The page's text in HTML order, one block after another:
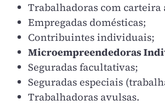
Trabalhadoras com carteira
Empregadas domésticas;
Contribuintes individuais;
Microempreendedoras
Seguradas facultativas;
Seguradas especiais
Trabalhadoras avulsas.